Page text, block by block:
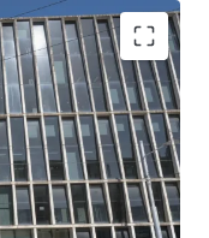
opportunity to
comprising 16
floor retail
a near level 506